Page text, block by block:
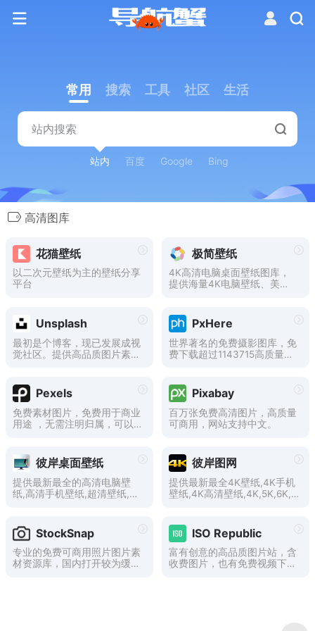
常用 搜索 工具 社区 生活
站内 百度 Google Bing
高清图库
花猫壁纸
以二次元壁纸为主的壁纸分享
平台
极简壁纸
4K高清电脑桌面壁纸图库，
提供海量4K电脑壁纸、美
免费下载。
Unsplash
最初是个博客，现已发展成视
觉社区。提供高品质图片素
PxHere
世界著名的免费摄影图库，免
费下载超过1143715高质量图
品。
Pexels
免费素材图片，免费用于商业
用途 ，无需注明归属，可以
Pixabay
百万张免费高清图片，高质量
可商用，网站支持中文。
彼岸桌面壁纸
提供最新最全的高清电脑壁
纸,高清手机壁纸,超清壁纸,原
等精选好看的壁纸。
彼岸图网
提供最新最全4K壁纸,4K手机
壁纸,4K高清壁纸,4K,5K,6K,7
视、汽车、动物、人物、美
食、背景、平板等高清4K壁
纸。
StockSnap
专业的免费可商用照片图片素
材资源库，国内打开较为缓
ISO Republic
富有创意的高品质图片站，含
收费图片，也有免费视频下